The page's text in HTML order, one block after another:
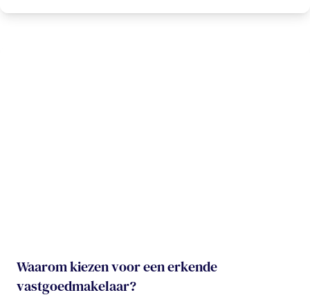
Waarom kiezen voor een erkende
vastgoedmakelaar?